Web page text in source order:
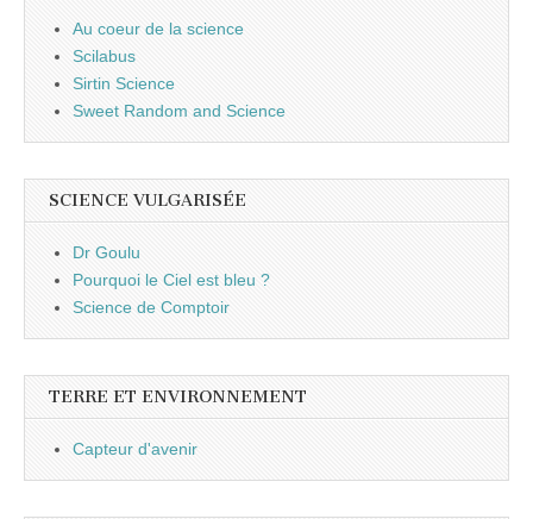
Au coeur de la science
Scilabus
Sirtin Science
Sweet Random and Science
SCIENCE VULGARISÉE
Dr Goulu
Pourquoi le Ciel est bleu ?
Science de Comptoir
TERRE ET ENVIRONNEMENT
Capteur d'avenir